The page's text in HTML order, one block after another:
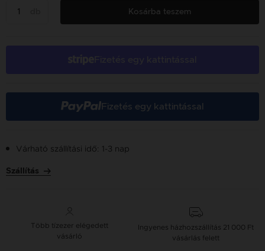
Kosárba teszem
Fizetés egy kattintással
Várható szállítási idő: 1-3 nap
Szállítás
Több tízezer elégedett
vásárló
Ingyenes házhozszállítás 21 000 Ft
vásárlás felett